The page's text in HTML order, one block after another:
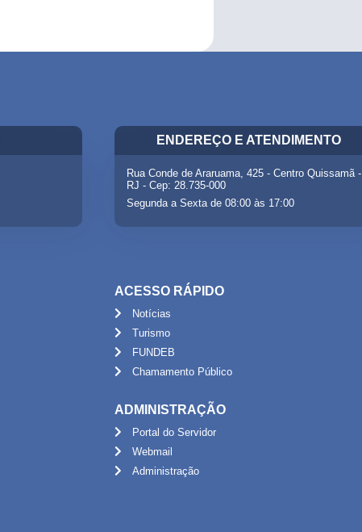
ENDEREÇO E ATENDIMENTO
Rua Conde de Araruama, 425 - Centro Quissamã -
RJ - Cep: 28.735-000
Segunda a Sexta de 08:00 às 17:00
ACESSO RÁPIDO
Notícias
Turismo
FUNDEB
Chamamento Público
ADMINISTRAÇÃO
Portal do Servidor
Webmail
Administração